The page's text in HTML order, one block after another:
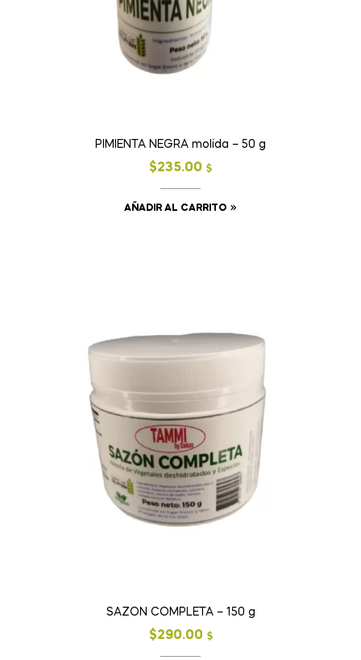
PIMIENTA NEGRA molida – 50 g
$235.00 $
AÑADIR AL CARRITO
SAZON COMPLETA – 150 g
$290.00 $